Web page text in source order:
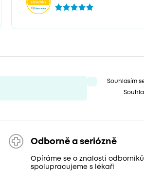
Souhlasím
Odborně a seriózně
Opíráme se o znalosti
spolupracujeme s lékaři